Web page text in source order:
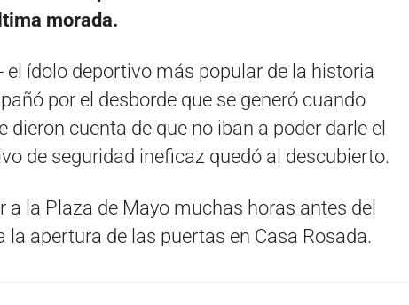
morada.
el ídolo deportivo más popular de la historia
por el desborde que se generó cuando
cuenta de que no iban a poder darle el
de seguridad ineficaz quedó al descubierto.
a la Plaza de Mayo muchas horas antes del
la apertura de las puertas en Casa Rosada.